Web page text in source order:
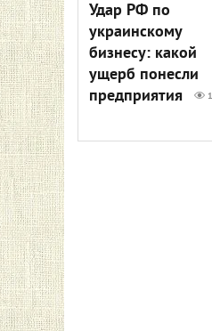
Удар РФ по
украинскому
бизнесу: какой
ущерб понесли
предприятия